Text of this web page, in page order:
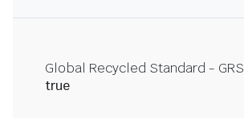
Global Recycled Standard - GRS
true